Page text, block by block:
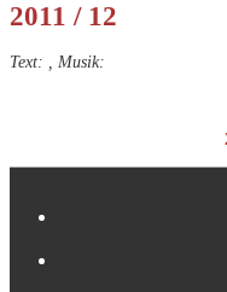
Zum
Inhalt
2011 / 12
Text: , Musik: